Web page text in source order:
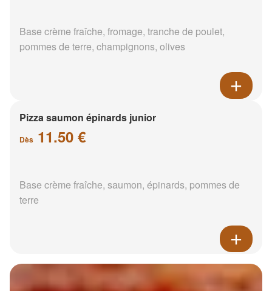
Base crème fraîche, fromage, tranche de poulet,
pommes de terre, champignons, olives
Pizza saumon épinards junior
Dès 11.50 €
Base crème fraîche, saumon, épinards, pommes de
terre